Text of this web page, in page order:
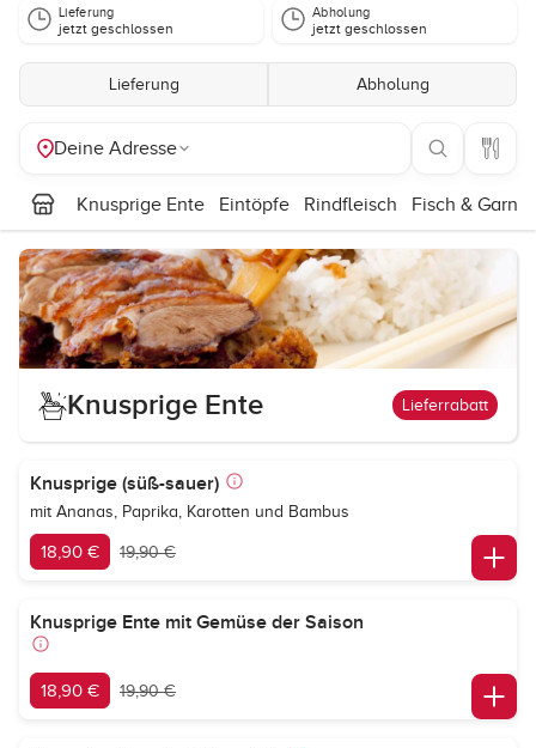
Lieferung
jetzt geschlossen
Abholung
jetzt geschlossen
Lieferung Abholung
Deine Adresse
Knusprige Ente Eintöpfe Rindfleisch Fisch &
Knusprige Ente Lieferrabatt
Knusprige (süß-sauer)
mit Ananas, Paprika, Karotten und Bambus
18,90 € 19,90 €
Knusprige Ente mit Gemüse der Saison
18,90 € 19,90 €